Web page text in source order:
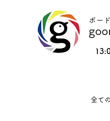
ボー
全て